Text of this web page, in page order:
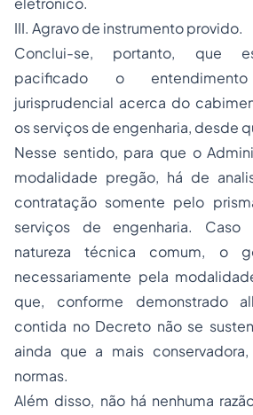
III. Agravo de instrumento provido.
Conclui-se, portanto, que
pacificado o
jurisprudencial acerca do
os serviços de engenharia, desde
Nesse sentido, para que o
modalidade pregão, há de
contratação somente pelo
serviços de engenharia. Caso
natureza técnica comum, o
necessariamente pela
que, conforme demonstrado
contida no Decreto não se
ainda que a mais
normas.
Além disso, não há nenhuma